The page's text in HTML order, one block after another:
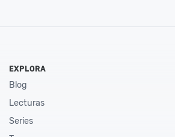
EXPLORA
Blog
Lecturas
Series